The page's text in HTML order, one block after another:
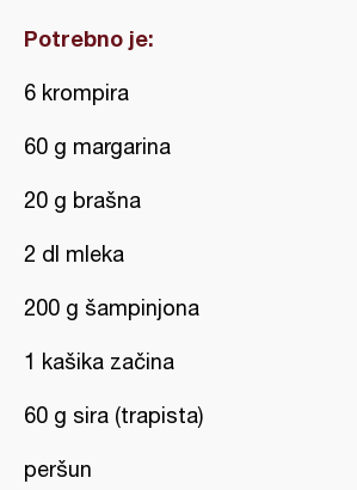
Potrebno je:
6 krompira
60 g margarina
20 g brašna
2 dl mleka
200 g šampinjona
1 kašika začina
60 g sira (trapista)
peršun